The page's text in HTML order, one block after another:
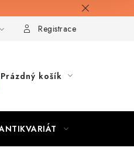
Registrace
Prázdný košík